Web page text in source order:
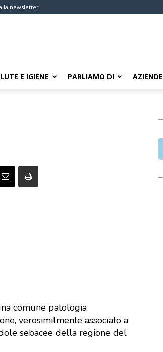
newsletter
E IGIENE PARLIAMO DI AZIENDE
comune patologia
verosimilmente associato a
sebacee della regione del